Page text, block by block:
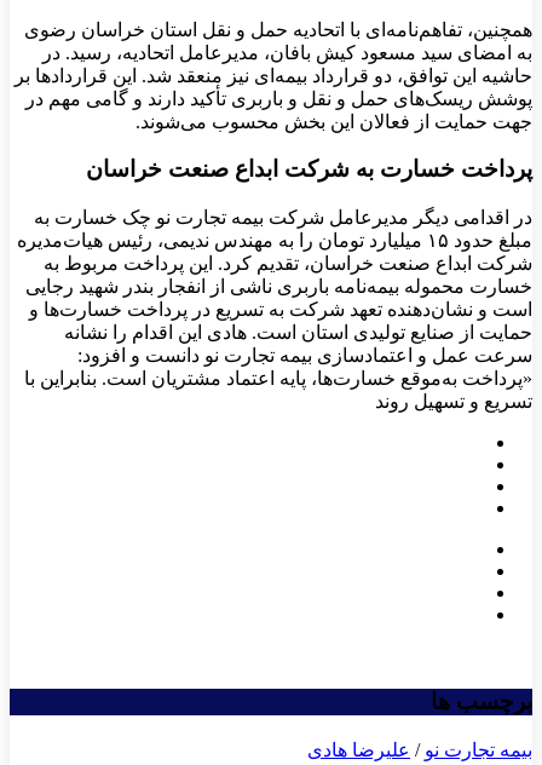
همچنین، تفاهم‌نامه‌ای با اتحادیه حمل و نقل استان خراسان رضوی
به امضای سید مسعود کیش بافان، مدیرعامل اتحادیه، رسید. در
حاشیه این توافق، دو قرارداد بیمه‌ای نیز منعقد شد. این قراردادها بر
پوشش ریسک‌های حمل و نقل و باربری تأکید دارند و گامی مهم در
جهت حمایت از فعالان این بخش محسوب می‌شوند.
پرداخت خسارت به شرکت ابداع صنعت خراسان
در اقدامی دیگر مدیرعامل شرکت بیمه تجارت نو چک خسارت به
مبلغ حدود ۱۵ میلیارد تومان را به مهندس ندیمی، رئیس هیات‌مدیره
شرکت ابداع صنعت خراسان، تقدیم کرد. این پرداخت مربوط به
خسارت محموله بیمه‌نامه باربری ناشی از انفجار بندر شهید رجایی
است و نشان‌دهنده تعهد شرکت به تسریع در پرداخت خسارت‌ها و
حمایت از صنایع تولیدی استان است. هادی این اقدام را نشانه
سرعت عمل و اعتمادسازی بیمه تجارت نو دانست و افزود:
«پرداخت به‌موقع خسارت‌ها، پایه اعتماد مشتریان است. بنابراین با
تسریع و تسهیل روند
برچسب ها
بیمه تجارت نو / علیرضا هادی